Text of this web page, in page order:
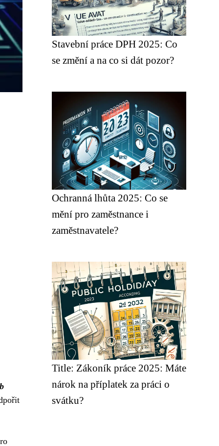
Stavební práce DPH 2025: Co
se změní a na co si dát pozor?
Ochranná lhůta 2025: Co se
mění pro zaměstnance i
zaměstnavatele?
Title: Zákoník práce 2025: Máte
nárok na příplatek za práci o
svátku?